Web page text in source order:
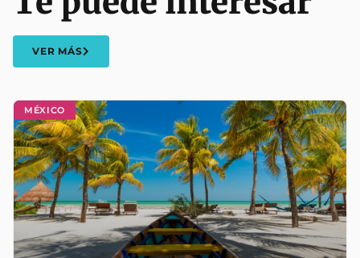
MÉXICO
VER MÁS